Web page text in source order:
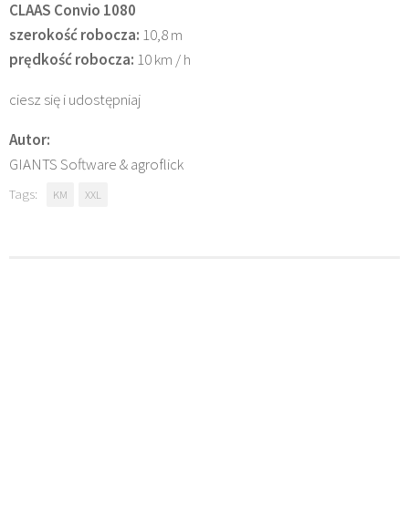
CLAAS Convio 1080
szerokość robocza: 10,8 m
prędkość robocza: 10 km / h
ciesz się i udostępniaj
Autor:
GIANTS Software & agroflick
Tags: KM XXL